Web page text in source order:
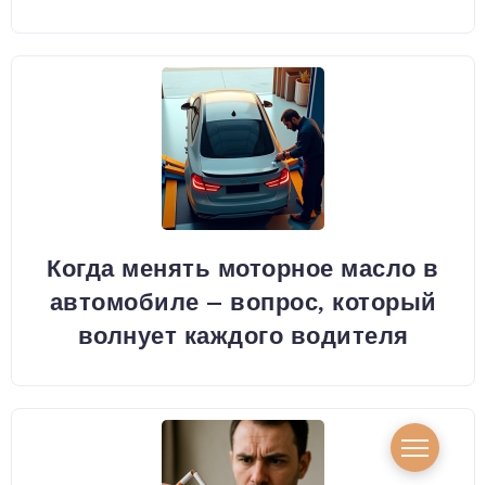
Когда менять моторное масло в
автомобиле – вопрос, который
волнует каждого водителя